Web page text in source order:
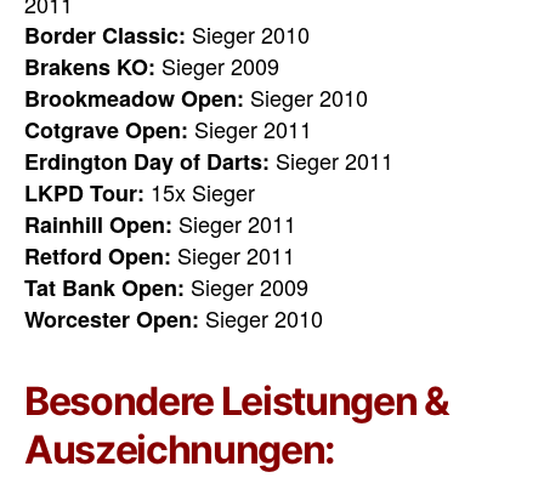
Border Classic: Sieger 2010
Brakens KO: Sieger 2009
Brookmeadow Open: Sieger 2010
Cotgrave Open: Sieger 2011
Erdington Day of Darts: Sieger 2011
LKPD Tour: 15x Sieger
Rainhill Open: Sieger 2011
Retford Open: Sieger 2011
Tat Bank Open: Sieger 2009
Worcester Open: Sieger 2010
Besondere Leistungen &
Auszeichnungen: